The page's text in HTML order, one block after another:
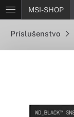
MSI-SHOP
Príslušenstvo